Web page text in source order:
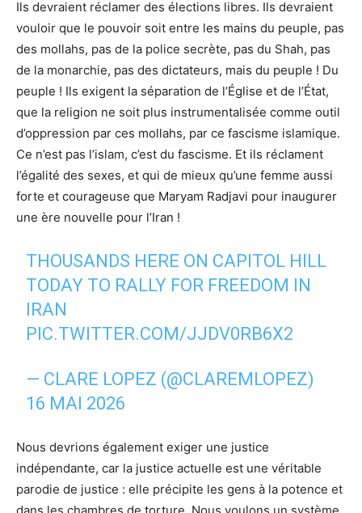
Ils devraient réclamer des élections libres. Ils devraient
vouloir que le pouvoir soit entre les mains du peuple, pas
des mollahs, pas de la police secrète, pas du Shah, pas
de la monarchie, pas des dictateurs, mais du peuple ! Du
peuple ! Ils exigent la séparation de l’Église et de l’État,
que la religion ne soit plus instrumentalisée comme outil
d’oppression par ces mollahs, par ce fascisme islamique.
Ce n’est pas l’islam, c’est du fascisme. Et ils réclament
l’égalité des sexes, et qui de mieux qu’une femme aussi
forte et courageuse que Maryam Radjavi pour inaugurer
une ère nouvelle pour l’Iran !
THOUSANDS HERE ON CAPITOL HILL
TODAY TO RALLY FOR FREEDOM IN
IRAN
PIC.TWITTER.COM/JJDV0RB6X2
— CLARE LOPEZ (@CLAREMLOPEZ)
16 MAI 2026
Nous devrions également exiger une justice
indépendante, car la justice actuelle est une véritable
parodie de justice : elle précipite les gens à la potence et